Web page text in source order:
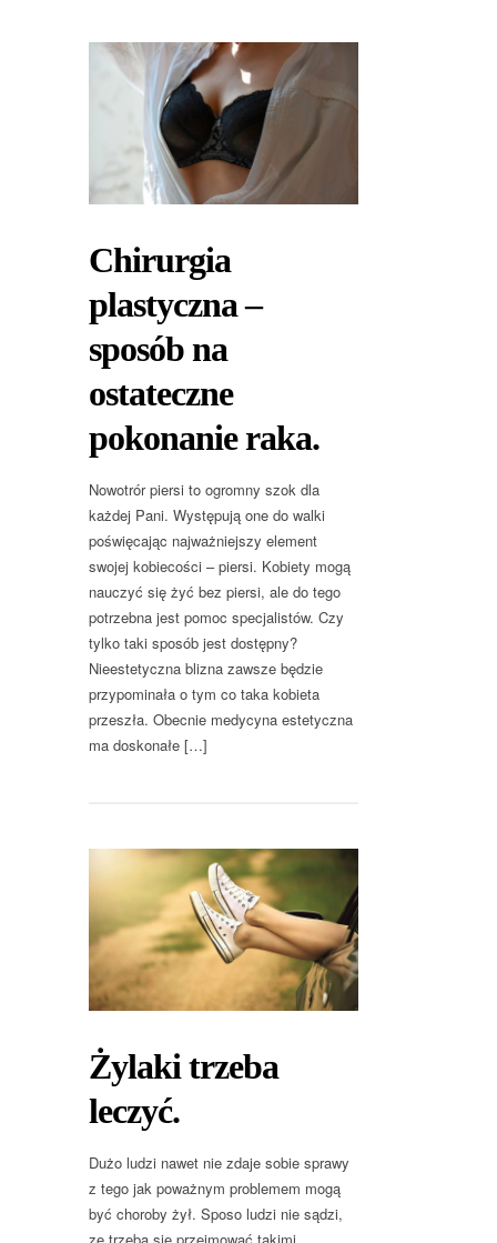
Chirurgia
plastyczna –
sposób na
ostateczne
pokonanie raka.
Nowotrór piersi to ogromny szok dla
każdej Pani. Występują one do walki
poświęcając najważniejszy element
swojej kobiecości – piersi. Kobiety mogą
nauczyć się żyć bez piersi, ale do tego
potrzebna jest pomoc specjalistów. Czy
tylko taki sposób jest dostępny?
Nieestetyczna blizna zawsze będzie
przypominała o tym co taka kobieta
przeszła. Obecnie medycyna estetyczna
ma doskonałe […]
Żylaki trzeba
leczyć.
Dużo ludzi nawet nie zdaje sobie sprawy
z tego jak poważnym problemem mogą
być choroby żył. Sposo ludzi nie sądzi,